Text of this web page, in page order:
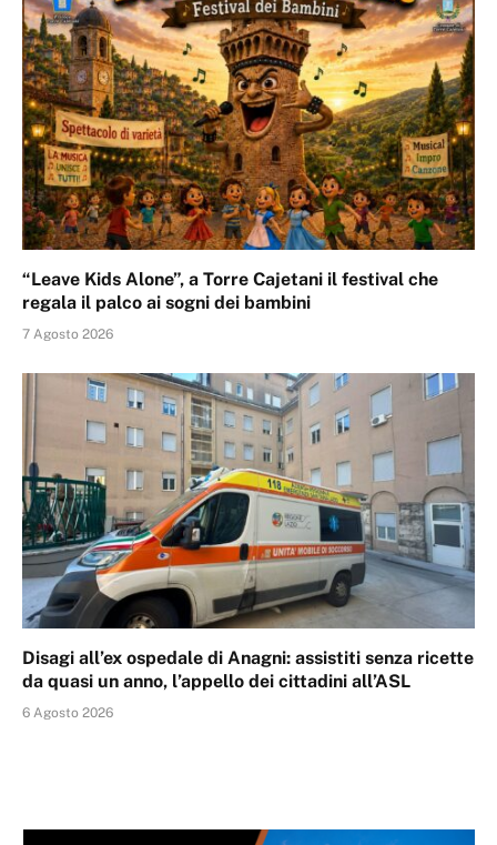
“Leave Kids Alone”, a Torre Cajetani il festival che
regala il palco ai sogni dei bambini
7 Agosto 2026
Disagi all’ex ospedale di Anagni: assistiti senza ricette
da quasi un anno, l’appello dei cittadini all’ASL
6 Agosto 2026